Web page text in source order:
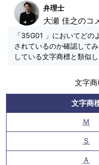
弁理士
大瀬 佳之のコ
「35G01 」においてど
されているのか確認して
している文字商標と類似
文字
文字商
Ｍ
Ｓ
Ａ